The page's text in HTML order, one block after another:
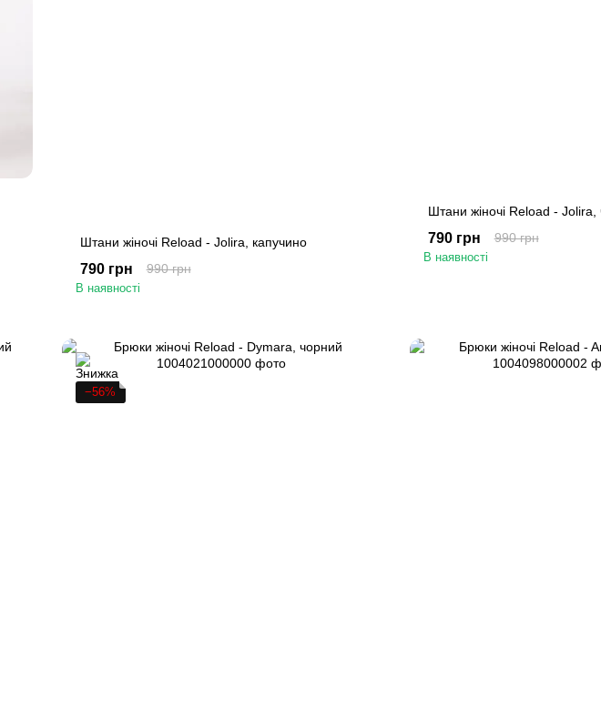
Штани жіночі Reload - Jolira, капучино
990 грн
790 грн
В наявності
Штани жіночі Reload - Jolira,
990 грн
790 грн
В наявності
−56%